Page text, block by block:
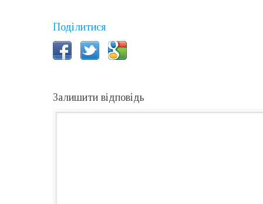
Поділитися
Залишити відповідь